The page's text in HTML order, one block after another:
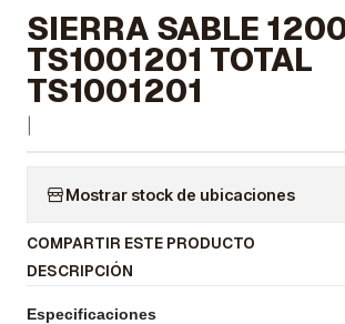
SIERRA SABLE
TS1001201 TOTAL
TS1001201
Mostrar stock de ubicaciones
COMPARTIR ESTE PRODUCTO
DESCRIPCIÓN
Especificaciones